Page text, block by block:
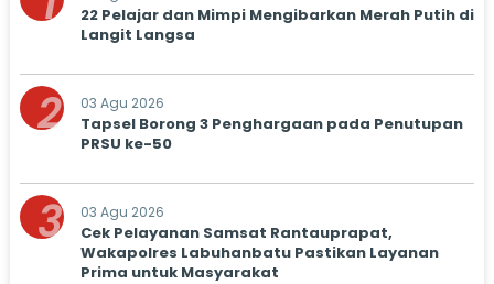
22 Pelajar dan Mimpi Mengibarkan Merah Putih di
Langit Langsa
2 03 Agu 2026
Tapsel Borong 3 Penghargaan pada Penutupan
PRSU ke-50
3 03 Agu 2026
Cek Pelayanan Samsat Rantauprapat,
Wakapolres Labuhanbatu Pastikan Layanan
Prima untuk Masyarakat